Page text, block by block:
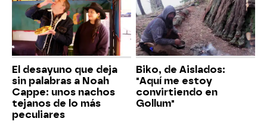
El desayuno que deja
sin palabras a Noah
Cappe: unos nachos
tejanos de lo más
peculiares
Biko, de Aislados:
"Aquí me estoy
convirtiendo en
Gollum"